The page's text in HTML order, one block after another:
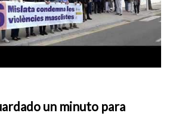
un minuto para